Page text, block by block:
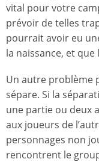
vital pour votre
prévoir de telles
pourrait avoir eu
la naissance, et
Un autre problème
sépare. Si la
une partie ou deux
aux joueurs de
personnages non
rencontrent le